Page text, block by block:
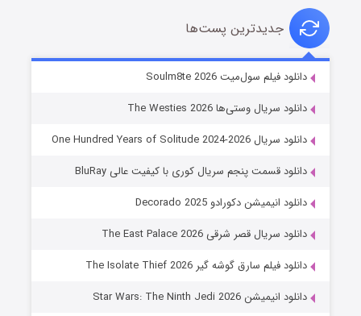
خاندان اژدها فصل ۳
جادوگری در مغولستان
قسمت ۱۴ (زیرنویس) منتشر شد
جدیدترین پست‌ها
دانلود فیلم سول‌میت Soulm8te 2026
دانلود سریال وستی‌ها The Westies 2026
دانلود سریال One Hundred Years of Solitude 2024-2026
دانلود قسمت پنجم سریال کوری با کیفیت عالی BluRay
دانلود انیمیشن دکورادو Decorado 2025
دانلود سریال قصر شرقی The East Palace 2026
دانلود فیلم سارق گوشه گیر The Isolate Thief 2026
دانلود انیمیشن Star Wars: The Ninth Jedi 2026